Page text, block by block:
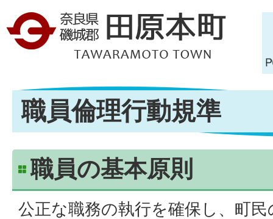
職員倫理行動規準
職員の基本原則
公正な職務の執行を確保し、町